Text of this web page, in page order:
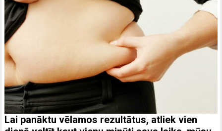
Lai panāktu vēlamos rezultātus, atliek vien